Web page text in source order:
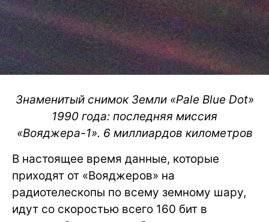
Знаменитый снимок Земли «Pale Blue Dot»
1990 года: последняя миссия
«Вояджера-1». 6 миллиардов километров
В настоящее время данные, которые
приходят от «Вояджеров» на
радиотелескопы по всему земному шару,
идут со скоростью всего 160 бит в